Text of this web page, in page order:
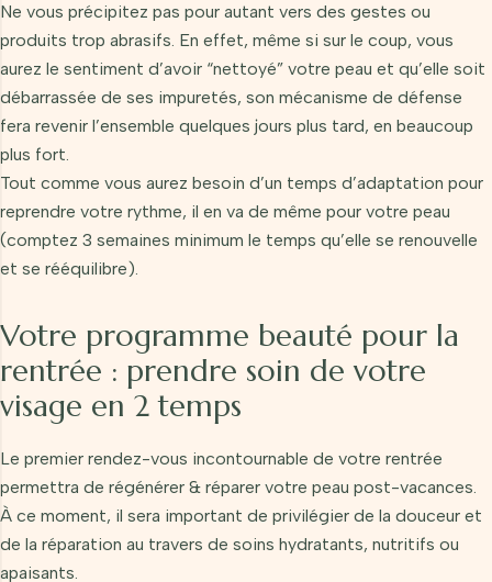
Ne vous précipitez pas pour autant vers des gestes ou
produits trop abrasifs. En effet, même si sur le coup, vous
aurez le sentiment d’avoir “nettoyé” votre peau et qu’elle soit
débarrassée de ses impuretés, son mécanisme de défense
fera revenir l’ensemble quelques jours plus tard, en beaucoup
plus fort.
Tout comme vous aurez besoin d’un temps d’adaptation pour
reprendre votre rythme, il en va de même pour votre peau
(comptez 3 semaines minimum le temps qu’elle se renouvelle
et se rééquilibre).
Votre programme beauté pour la
rentrée : prendre soin de votre
visage en 2 temps
Le premier rendez-vous incontournable de votre rentrée
permettra de régénérer & réparer votre peau post-vacances.
À ce moment, il sera important de privilégier de la douceur et
de la réparation au travers de soins hydratants, nutritifs ou
apaisants.